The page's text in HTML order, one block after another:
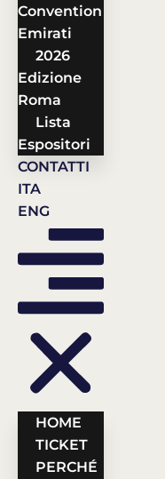
Convention
Emirati
2026
Edizione
Roma
Lista
Espositori
CONTATTI
ITA
ENG
HOME
TICKET
PERCHÉ